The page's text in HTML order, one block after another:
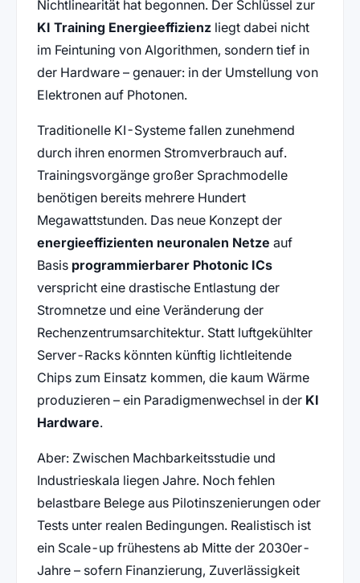
Nichtlinearität hat begonnen. Der Schlüssel zur
KI Training Energieeffizienzliegt dabei nicht
im Feintuning von Algorithmen, sondern tief in
der Hardware – genauer: in der Umstellung von
Elektronen auf Photonen.
Traditionelle KI-Systeme fallen zunehmend
durch ihren enormen Stromverbrauch auf.
Trainingsvorgänge großer Sprachmodelle
benötigen bereits mehrere Hundert
Megawattstunden. Das neue Konzept der
energieeffizienten neuronalen Netze auf
Basis programmierbarer Photonic ICs
verspricht eine drastische Entlastung der
Stromnetze und eine Veränderung der
Rechenzentrumsarchitektur. Statt luftgekühlter
Server-Racks könnten künftig lichtleitende
Chips zum Einsatz kommen, die kaum Wärme
produzieren – ein Paradigmenwechsel in der KI
Hardware.
Aber: Zwischen Machbarkeitsstudie und
Industrieskala liegen Jahre. Noch fehlen
belastbare Belege aus Pilotinszenierungen oder
Tests unter realen Bedingungen. Realistisch ist
ein Scale-up frühestens ab Mitte der 2030er-
Jahre – sofern Finanzierung, Zuverlässigkeit